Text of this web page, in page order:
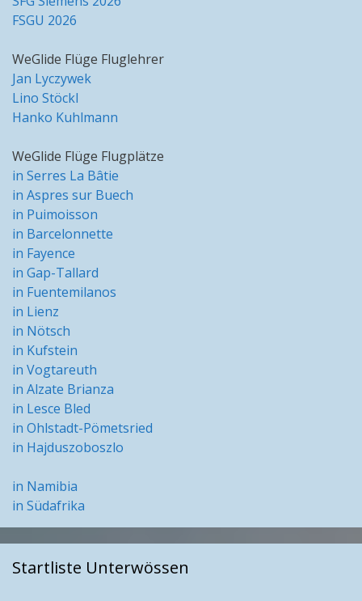
FSGU 2026
WeGlide Flüge Fluglehrer
Jan Lyczywek
Lino Stöckl
Hanko Kuhlmann
WeGlide Flüge Flugplätze
in Serres La Bâtie
in Aspres sur Buech
in Puimoisson
in Barcelonnette
in Fayence
in Gap-Tallard
in Fuentemilanos
in Lienz
in Nötsch
in Kufstein
in Vogtareuth
in Alzate Brianza
in Lesce Bled
in Ohlstadt-Pömetsried
in Hajduszoboszlo
in Namibia
in Südafrika
Startliste Unterwössen